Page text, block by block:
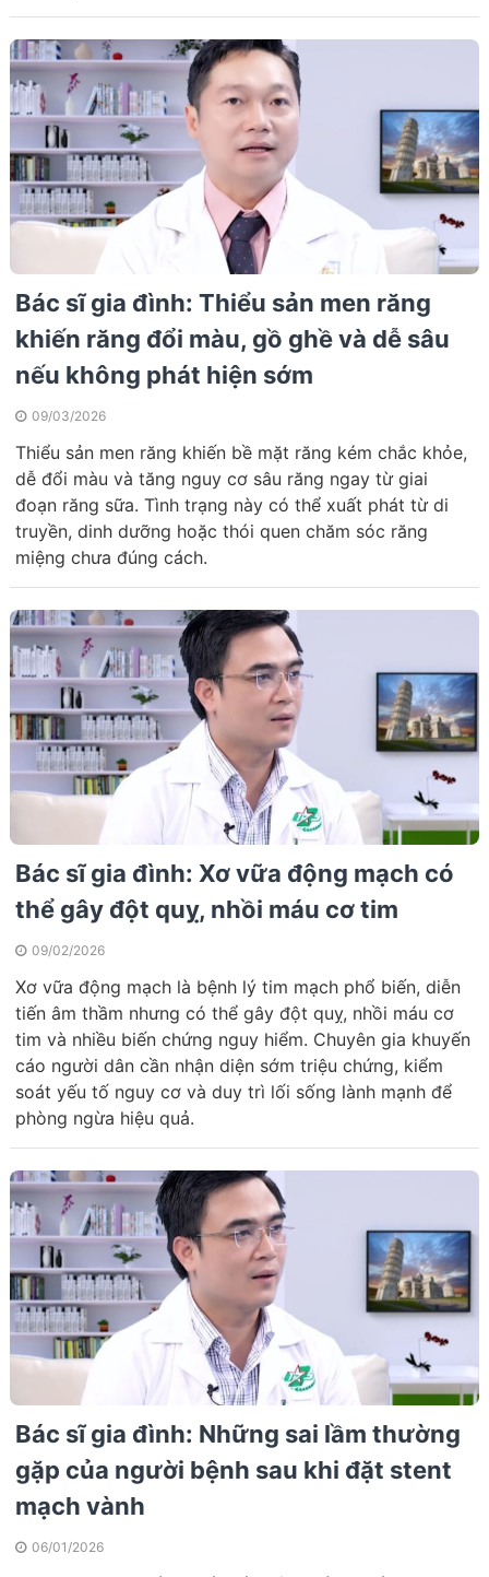
Bác sĩ gia đình: Thiểu sản men răng
khiến răng đổi màu, gồ ghề và dễ sâu
nếu không phát hiện sớm
09/03/2026
Thiểu sản men răng khiến bề mặt răng kém chắc khỏe,
dễ đổi màu và tăng nguy cơ sâu răng ngay từ giai
đoạn răng sữa. Tình trạng này có thể xuất phát từ di
truyền, dinh dưỡng hoặc thói quen chăm sóc răng
miệng chưa đúng cách.
Bác sĩ gia đình: Xơ vữa động mạch có
thể gây đột quỵ, nhồi máu cơ tim
09/02/2026
Xơ vữa động mạch là bệnh lý tim mạch phổ biến, diễn
tiến âm thầm nhưng có thể gây đột quỵ, nhồi máu cơ
tim và nhiều biến chứng nguy hiểm. Chuyên gia khuyến
cáo người dân cần nhận diện sớm triệu chứng, kiểm
soát yếu tố nguy cơ và duy trì lối sống lành mạnh để
phòng ngừa hiệu quả.
Bác sĩ gia đình: Những sai lầm thường
gặp của người bệnh sau khi đặt stent
mạch vành
06/01/2026